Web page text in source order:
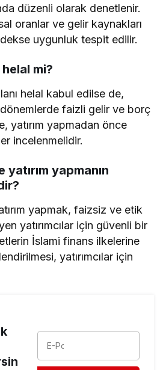
düzenli olarak denetlenir.
oranlar ve gelir kaynakları
uygunluk tespit edilir.
mi?
helal kabul edilse de,
dönemlerde faizli gelir ve borç
yatırım yapmadan önce
incelenmelidir.
yatırım yapmanın
yapmak, faizsiz ve etik
yatırımcılar için güvenli bir
İslami finans ilkelerine
yatırımcılar için